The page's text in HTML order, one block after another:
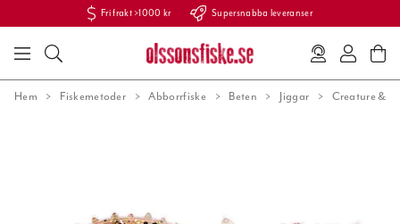
Fri frakt >1000 kr Supersnabba leveranser
Hem Fiskemetoder Abborrfiske Beten Jiggar Creature &